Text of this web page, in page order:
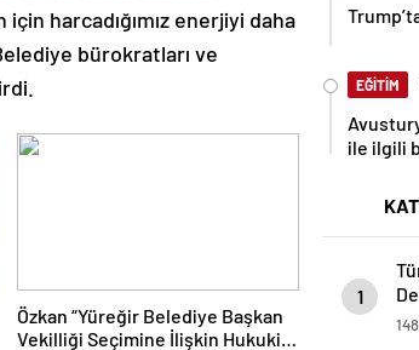
harcadığımız enerjiyi daha
bürokratları ve
Özkan “Yüreğir Belediye Başkan
Vekilliği Seçimine İlişkin Hukuki
EĞİTİM
ile ilgili
1